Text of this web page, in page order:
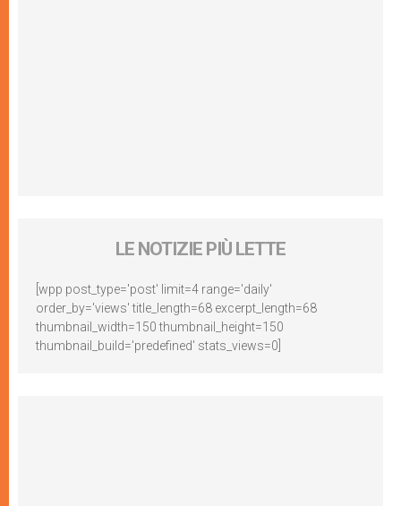
LE NOTIZIE PIÙ LETTE
[wpp post_type='post' limit=4 range='daily'
order_by='views' title_length=68 excerpt_length=68
thumbnail_width=150 thumbnail_height=150
thumbnail_build='predefined' stats_views=0]